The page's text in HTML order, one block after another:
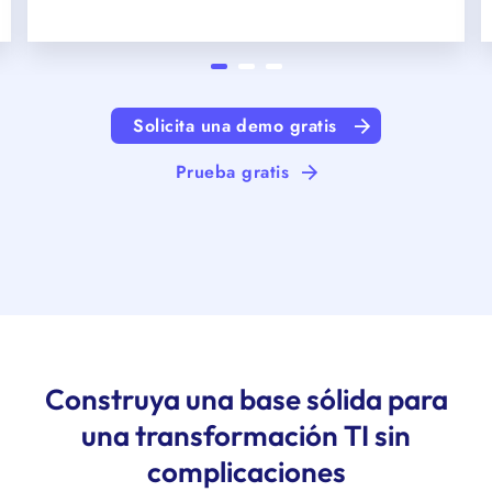
Solicita una demo gratis
Prueba gratis
Construya una base sólida para
una transformación TI sin
complicaciones